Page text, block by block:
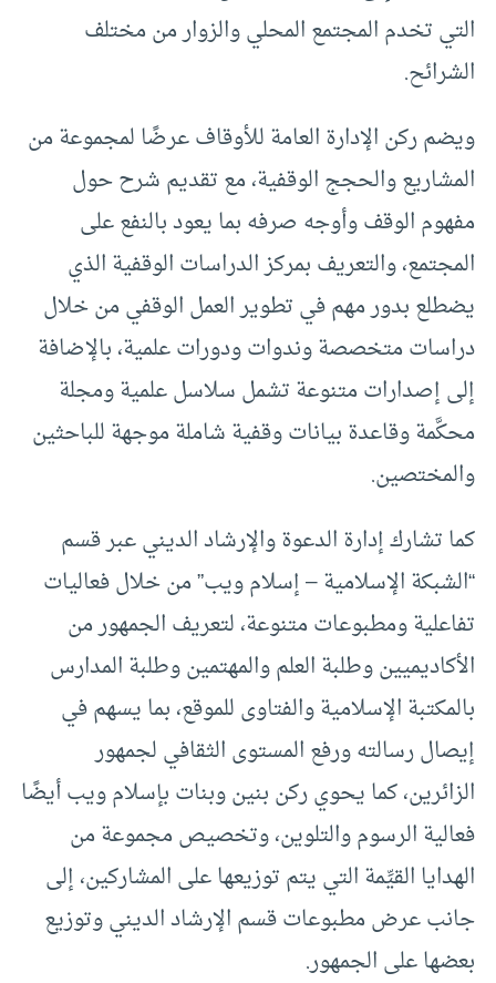
التي تخدم المجتمع المحلي والزوار من مختلف
الشرائح.
ويضم ركن الإدارة العامة للأوقاف عرضًا لمجموعة من
المشاريع والحجج الوقفية، مع تقديم شرح حول
مفهوم الوقف وأوجه صرفه بما يعود بالنفع على
المجتمع، والتعريف بمركز الدراسات الوقفية الذي
يضطلع بدور مهم في تطوير العمل الوقفي من خلال
دراسات متخصصة وندوات ودورات علمية، بالإضافة
إلى إصدارات متنوعة تشمل سلاسل علمية ومجلة
محكَّمة وقاعدة بيانات وقفية شاملة موجهة للباحثين
والمختصين.
كما تشارك إدارة الدعوة والإرشاد الديني عبر قسم
“الشبكة الإسلامية – إسلام ويب” من خلال فعاليات
تفاعلية ومطبوعات متنوعة، لتعريف الجمهور من
الأكاديميين وطلبة العلم والمهتمين وطلبة المدارس
بالمكتبة الإسلامية والفتاوى للموقع، بما يسهم في
إيصال رسالته ورفع المستوى الثقافي لجمهور
الزائرين، كما يحوي ركن بنين وبنات بإسلام ويب أيضًا
فعالية الرسوم والتلوين، وتخصيص مجموعة من
الهدايا القيِّمة التي يتم توزيعها على المشاركين، إلى
جانب عرض مطبوعات قسم الإرشاد الديني وتوزيع
بعضها على الجمهور.